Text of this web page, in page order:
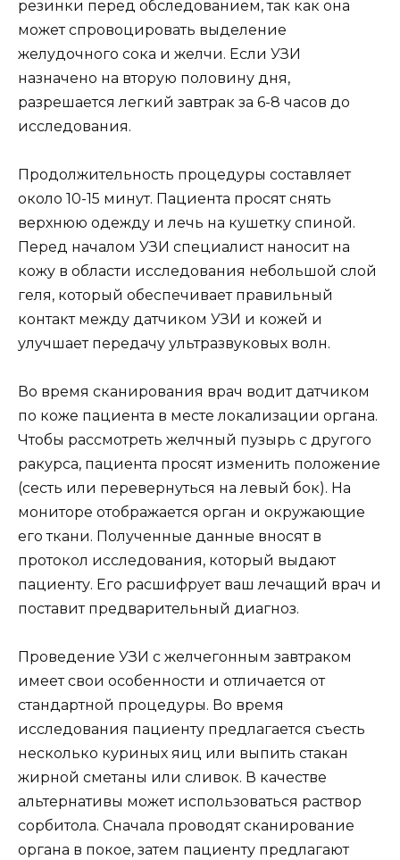
резинки перед обследованием, так как она
может спровоцировать выделение
желудочного сока и желчи. Если УЗИ
назначено на вторую половину дня,
разрешается легкий завтрак за 6-8 часов до
исследования.
Продолжительность процедуры составляет
около 10-15 минут. Пациента просят снять
верхнюю одежду и лечь на кушетку спиной.
Перед началом УЗИ специалист наносит на
кожу в области исследования небольшой слой
геля, который обеспечивает правильный
контакт между датчиком УЗИ и кожей и
улучшает передачу ультразвуковых волн.
Во время сканирования врач водит датчиком
по коже пациента в месте локализации органа.
Чтобы рассмотреть желчный пузырь с другого
ракурса, пациента просят изменить положение
(сесть или перевернуться на левый бок). На
мониторе отображается орган и окружающие
его ткани. Полученные данные вносят в
протокол исследования, который выдают
пациенту. Его расшифрует ваш лечащий врач и
поставит предварительный диагноз.
Проведение УЗИ с желчегонным завтраком
имеет свои особенности и отличается от
стандартной процедуры. Во время
исследования пациенту предлагается съесть
несколько куриных яиц или выпить стакан
жирной сметаны или сливок. В качестве
альтернативы может использоваться раствор
сорбитола. Сначала проводят сканирование
органа в покое, затем пациенту предлагают